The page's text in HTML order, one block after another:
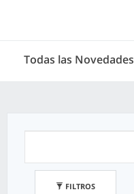
Todas las Novedades
FILTROS